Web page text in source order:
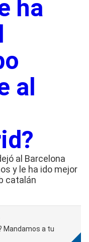
ha
al
al Barcelona
y le ha ido mejor
catalán
Mandamos a tu